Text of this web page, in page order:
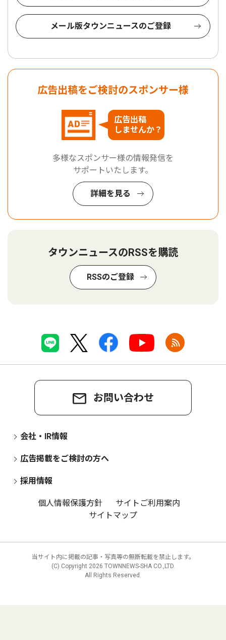
メール版タウンニュースのご登録
広告出稿をご検討のスポンサー様
広告出稿
しませんか？
多様なスポンサー様の情報発信を
サポートいたします。
詳細を見る
タウンニュースのRSSを購読
RSSのご登録
お問い合わせ
会社・IR情報
広告掲載をご検討の方へ
採用情報
個人情報保護方針
サイトご利用案内
サイトマップ
当サイト内に掲載の記事・写真等の無断転載を禁止します。
(C) Copyright 2026 TOWNNEWS-SHA CO.,LTD.
All Rights Reserved.